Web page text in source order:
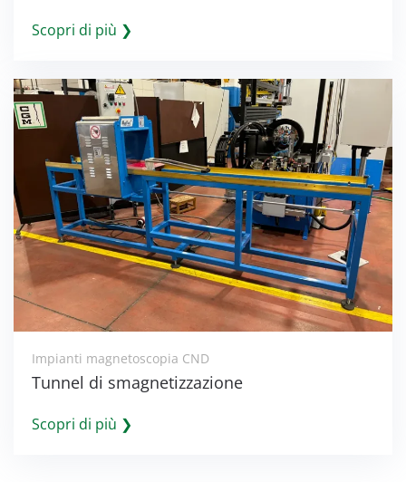
Scopri di più ❯
Impianti magnetoscopia CND
Tunnel di smagnetizzazione
Scopri di più ❯